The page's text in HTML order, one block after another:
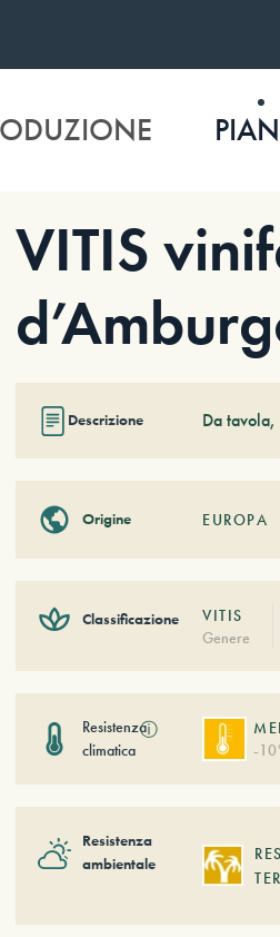
VITIS
Descrizione Da tavola,
Origine EUROPA
Classificazione
VITIS
Genere
Resistenza
climatica
ⓘ
-
Resistenza
ambientale